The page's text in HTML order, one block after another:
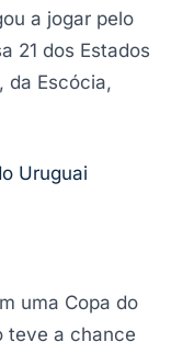
a jogar pelo
21 dos Estados
da Escócia,
Uruguai
uma Copa do
teve a chance